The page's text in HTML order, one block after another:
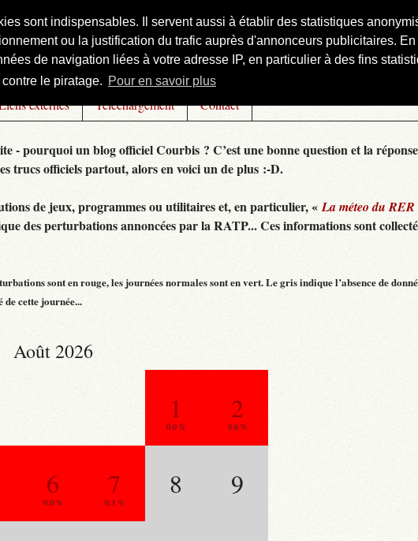
sont indispensables. Il servent aussi à établir des statistiques
ou la justification du trafic auprès d'annonceurs publicitaires.
de navigation liées à votre adresse IP, en particulier à des fins
contre le piratage. Pour en savoir plus
externes Téléchargement Contact
- pourquoi un blog officiel Courbis ? C’est une bonne question et la
trucs officiels partout, alors en voici un de plus :-D.
de jeux, programmes ou utilitaires et, en particulier, «La méteo du RER
des perturbations annoncées par la RATP... Ces informations sont
sont en rouge, les journées normales sont en vert. Le gris indique l’absence de
cette journée...
Août 2026
1
0.0 %
2
0.0 %
6
0.0 %
7
0.3 %
8 9